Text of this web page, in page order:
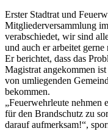
Erster Stadtrat und
Mitgliederversammlung
verabschiedet, wir sind
und auch er arbeitet gerne
Er berichtet, dass das
Magistrat angekommen
von umliegenden
bekommen.
„Feuerwehrleute nehmen
für den Brandschutz zu
darauf aufmerksam!“,